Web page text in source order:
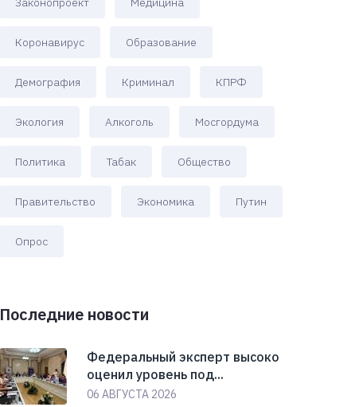
Коронавирус Образование
Демография Криминал КПРФ
Экология Алкоголь Мосгордума
Политика Табак Общество
Правительство Экономика Путин
Опрос
Последние новости
Федеральный эксперт высоко
оценил уровень под...
06 АВГУСТА 2026